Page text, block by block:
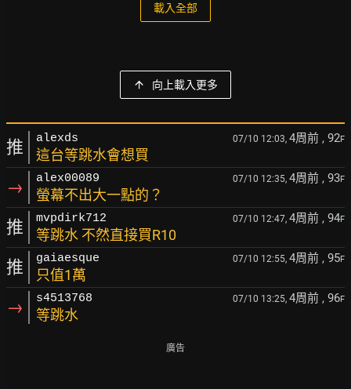
載入全部
向上載入更多
推 alexds 07/10 12:03, 4周前 , 92F
這台等跳水會想買
→ alex00089 07/10 12:35, 4周前 , 93F
螢幕不出大一點的？
推 mvpdirk712 07/10 12:47, 4周前 , 94F
等跳水 不然直接買R10
推 gaiaesque 07/10 12:55, 4周前 , 95F
只值1萬
→ s4513768 07/10 13:25, 4周前 , 96F
等跳水
廣告